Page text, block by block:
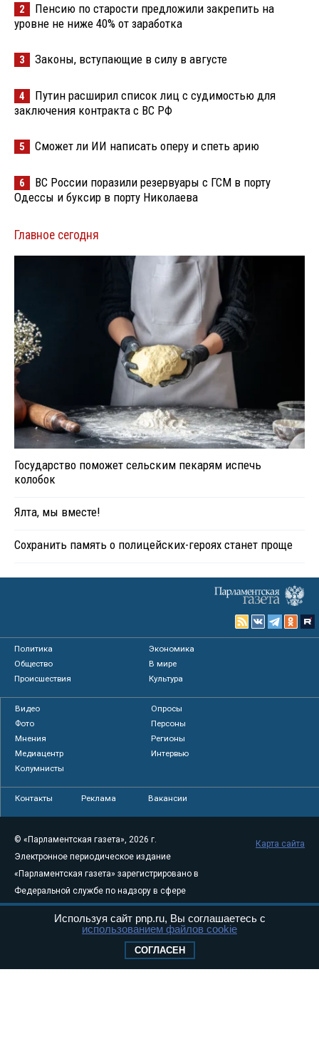
2
Пенсию по старости предложили закрепить на
уровне не ниже 40% от заработка
3 Законы, вступающие в силу в августе
4
Путин расширил список лиц с судимостью для
заключения контракта с ВС РФ
5 Сможет ли ИИ написать оперу и спеть арию
6
ВС России поразили резервуары с ГСМ в порту
Одессы и буксир в порту Николаева
Главное сегодня
Государство поможет сельским пекарям испечь
колобок
Ялта, мы вместе!
Сохранить память о полицейских-героях станет проще
Политика
Экономика
Общество
В мире
Происшествия
Культура
Видео
Опросы
Фото
Персоны
Мнения
Регионы
Медиацентр
Интервью
Колумнисты
Контакты Реклама Вакансии
© «Парламентская газета», 2026 г.
Электронное периодическое издание
«Парламентская газета» зарегистрировано в
Федеральной службе по надзору в сфере
связи, информационных технологий и
массовых коммуникаций (Роскомнадзор) 05
Свидетельство о регистрации Эл № ФС77-
Карта сайта
Используя сайт pnp.ru, Вы соглашаетесь с
использованием файлов cookie
СОГЛАСЕН